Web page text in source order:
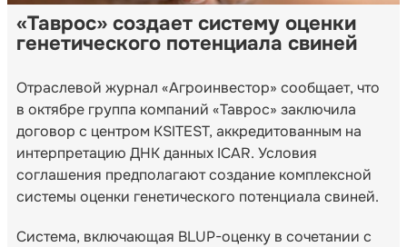
«Таврос» создает систему оценки
генетического потенциала свиней
Отраслевой журнал «Агроинвестор» сообщает, что
в октябре группа компаний «Таврос» заключила
договор с центром KSITEST, аккредитованным на
интерпретацию ДНК данных ICAR. Условия
соглашения предполагают создание комплексной
системы оценки генетического потенциала свиней.
Система, включающая BLUP-оценку в сочетании с